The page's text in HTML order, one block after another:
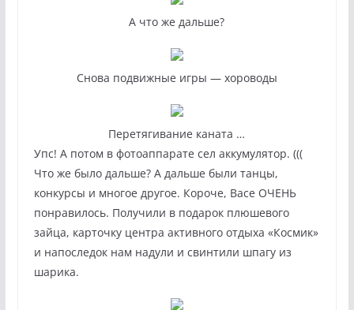
А что же дальше?
Снова подвижные игры — хороводы
Перетягивание каната …
Упс! А потом в фотоаппарате сел аккумулятор. (((
Что же было дальше? А дальше были танцы,
конкурсы и многое другое. Короче, Васе ОЧЕНЬ
понравилось. Получили в подарок плюшевого
зайца, карточку центра активного отдыха «Космик»
и напоследок нам надули и свинтили шпагу из
шарика.